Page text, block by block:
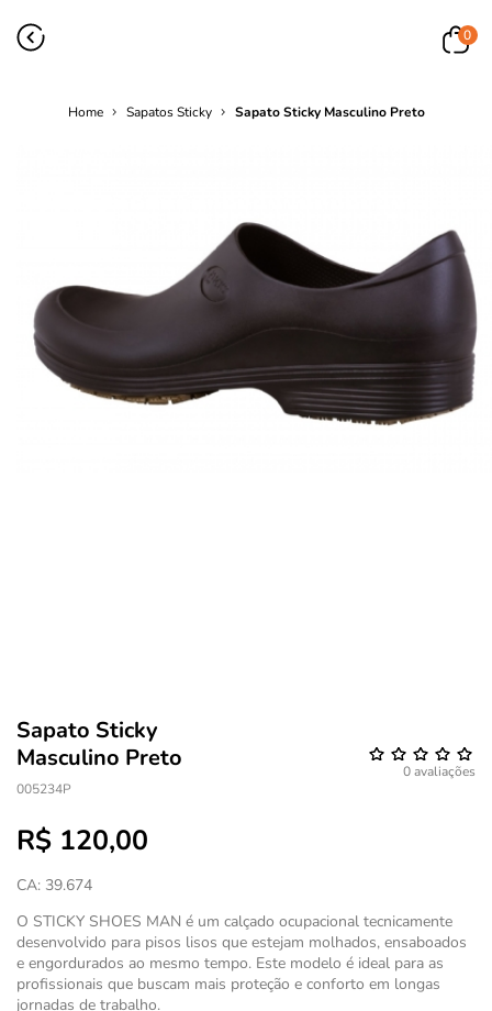
0
Home Sapatos Sticky Sapato Sticky Masculino Preto
Sapato Sticky
Masculino Preto
005234P
0 avaliações
R$ 120,00
CA: 39.674
O STICKY SHOES MAN é um calçado ocupacional tecnicamente
desenvolvido para pisos lisos que estejam molhados, ensaboados
e engordurados ao mesmo tempo. Este modelo é ideal para as
profissionais que buscam mais proteção e conforto em longas
jornadas de trabalho.